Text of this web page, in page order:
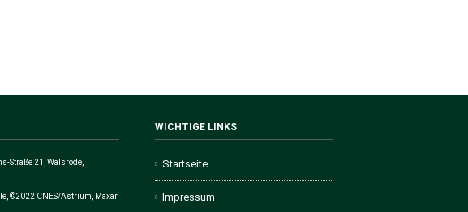
©2022 CNES/Astrium, Maxar
WICHTIGE LINKS
Startseite
Impressum